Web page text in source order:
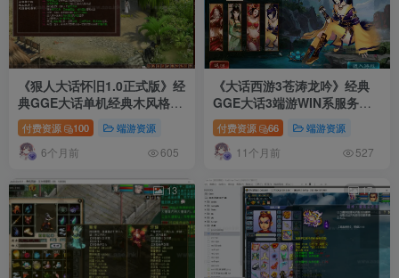
《狠人大话怀旧1.0正式版》经
典GGE大话单机经典木风格宽
屏版端游Windows一键服务端
+PC客户端+详细启动教程
付费资源 100 端游资源
6个月前 605
《大话西游3苍涛龙吟》经典
GGE大话3端游WIN系服务端
+PC客户端+网关工具+全套源
码+超详细攻略+详细搭建教程
付费资源 66 端游资源
11个月前 527
13 17